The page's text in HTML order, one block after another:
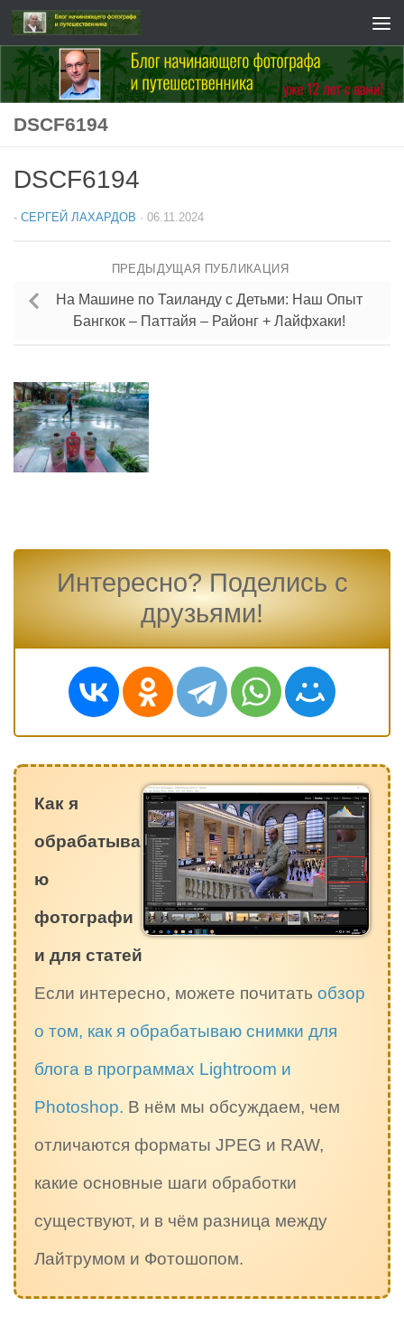
Перейти к содержимому
DSCF6194
DSCF6194
- СЕРГЕЙ ЛАХАРДОВ · 06.11.2024
ПРЕДЫДУЩАЯ ПУБЛИКАЦИЯ
На Машине по Таиланду с Детьми: Наш Опыт
Бангкок – Паттайя – Районг + Лайфхаки!
Интересно? Поделись с
друзьями!
Как я
обрабатыва
ю
фотографи
и для статей
Если интересно, можете почитать обзор
о том, как я обрабатываю снимки для
блога в программах Lightroom и
Photoshop. В нём мы обсуждаем, чем
отличаются форматы JPEG и RAW,
какие основные шаги обработки
существуют, и в чём разница между
Лайтрумом и Фотошопом.